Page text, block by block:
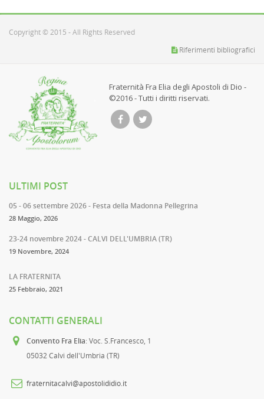
Copyright © 2015 - All Rights Reserved
Riferimenti bibliografici
Fraternità Fra Elia degli Apostoli di Dio -
©2016 - Tutti i diritti riservati.
ULTIMI POST
05 - 06 settembre 2026 - Festa della Madonna Pellegrina
28 Maggio, 2026
23-24 novembre 2024 - CALVI DELL'UMBRIA (TR)
19 Novembre, 2024
LA FRATERNITA
25 Febbraio, 2021
CONTATTI GENERALI
Convento Fra Elia: Voc. S.Francesco, 1
05032 Calvi dell'Umbria (TR)
fraternitacalvi@apostolididio.it